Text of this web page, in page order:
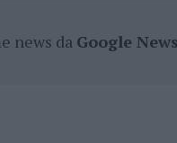
news da Google News